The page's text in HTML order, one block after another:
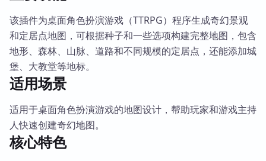
该插件为桌面角色扮演游戏（TTRPG）程序生成奇幻景观
和定居点地图，可根据种子和一些选项构建完整地图，包含
地形、森林、山脉、道路和不同规模的定居点，还能添加城
堡、大教堂等地标。
适用场景
适用于桌面角色扮演游戏的地图设计，帮助玩家和游戏主持
人快速创建奇幻地图。
核心特色